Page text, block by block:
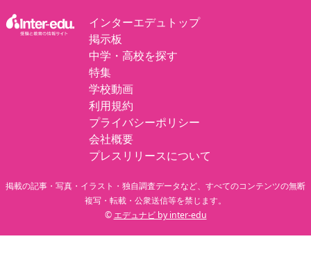
インターエデュトップ
掲示板
中学・高校を探す
特集
学校動画
利用規約
プライバシーポリシー
会社概要
プレスリリースについて
掲載の記事・写真・イラスト・独自調査データなど、すべてのコンテンツの無断
複写・転載・公衆送信等を禁じます。
© エデュナビ by inter-edu